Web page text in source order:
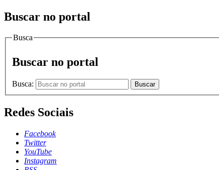
Buscar no portal
Busca
Buscar no portal
Busca: Buscar
Redes Sociais
Facebook
Twitter
YouTube
Instagram